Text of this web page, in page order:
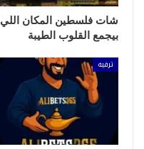
شات فلسطين المكان اللي
بيجمع القلوب الطيبة
ترفيه